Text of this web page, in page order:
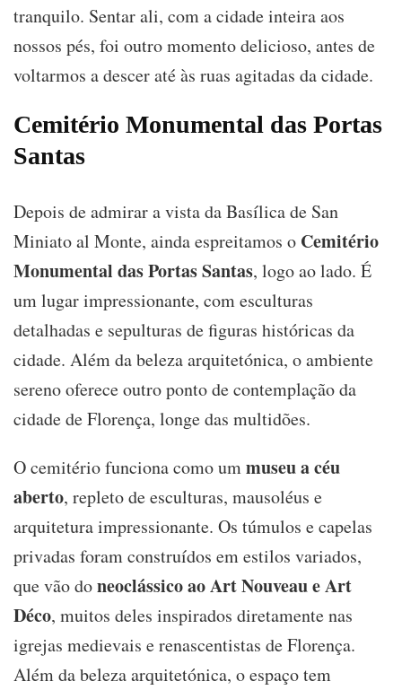
tranquilo. Sentar ali, com a cidade inteira aos
nossos pés, foi outro momento delicioso, antes de
voltarmos a descer até às ruas agitadas da cidade.
Cemitério Monumental das Portas
Santas
Depois de admirar a vista da Basílica de San
Miniato al Monte, ainda espreitamos o Cemitério
Monumental das Portas Santas, logo ao lado. É
um lugar impressionante, com esculturas
detalhadas e sepulturas de figuras históricas da
cidade. Além da beleza arquitetónica, o ambiente
sereno oferece outro ponto de contemplação da
cidade de Florença, longe das multidões.
O cemitério funciona como ummuseu a céu
aberto, repleto de esculturas, mausoléus e
arquitetura impressionante. Os túmulos e capelas
privadas foram construídos em estilos variados,
que vão doneoclássico ao Art Nouveau e Art
Déco, muitos deles inspirados diretamente nas
igrejas medievais e renascentistas de Florença.
Além da beleza arquitetónica, o espaço tem